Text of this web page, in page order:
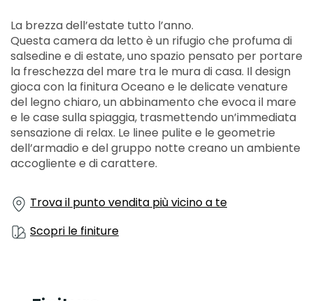
La brezza dell’estate tutto l’anno.
Questa camera da letto è un rifugio che profuma di
salsedine e di estate, uno spazio pensato per portare
la freschezza del mare tra le mura di casa. Il design
gioca con la finitura Oceano e le delicate venature
del legno chiaro, un abbinamento che evoca il mare
e le case sulla spiaggia, trasmettendo un’immediata
sensazione di relax. Le linee pulite e le geometrie
dell’armadio e del gruppo notte creano un ambiente
accogliente e di carattere.
Trova il punto vendita più vicino a te
Scopri le finiture